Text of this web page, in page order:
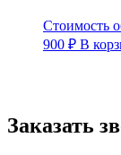
Стоимость
900 ₽ В
Заказать